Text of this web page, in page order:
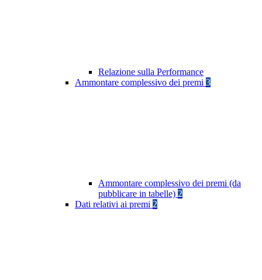
Relazione sulla Performance
Ammontare complessivo dei premi 3
Ammontare complessivo dei premi (da
pubblicare in tabelle) 2
Dati relativi ai premi 2